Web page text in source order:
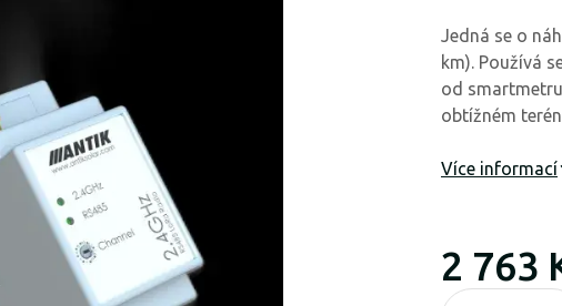
Jedná se o
km). Používá
od
obtížném
Více informací
2 763